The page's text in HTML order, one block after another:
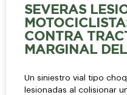
SEVERAS
CONTRA
MARGINAL
Un siniestro vial tipo
lesionadas al colisionar